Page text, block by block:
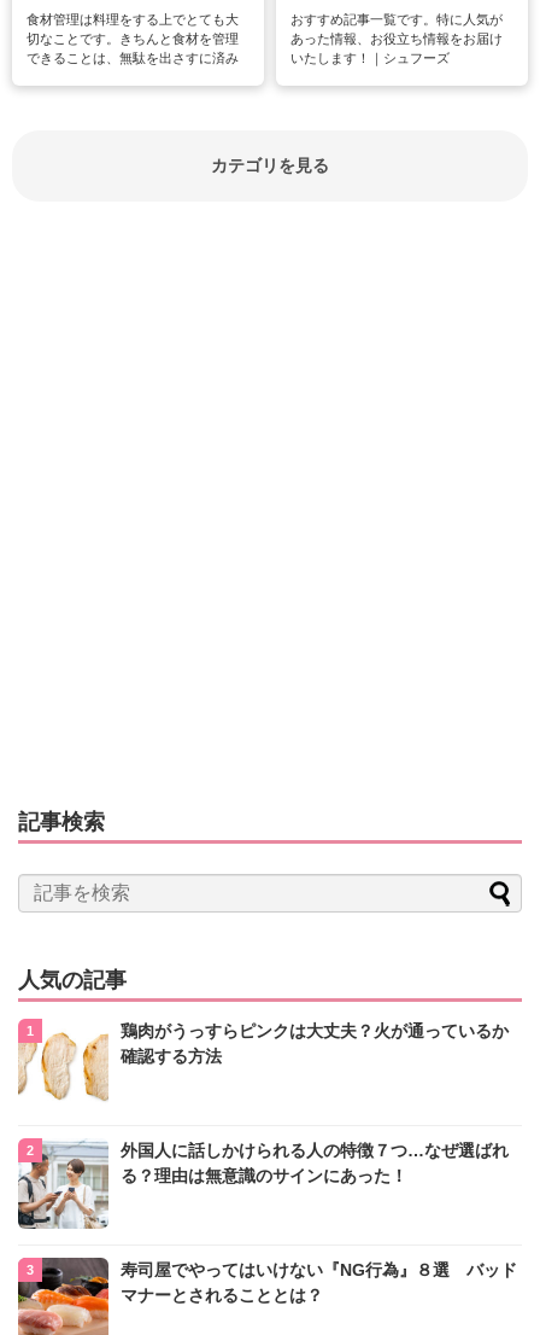
食材管理は料理をする上でとても大
切なことです。きちんと食材を管理
できることは、無駄を出さすに済み
おすすめ記事一覧です。特に人気が
あった情報、お役立ち情報をお届け
いたします！｜シュフーズ
カテゴリを見る
記事検索
人気の記事
鶏肉がうっすらピンクは大丈夫？火が通っているか
確認する方法
外国人に話しかけられる人の特徴７つ…なぜ選ばれ
る？理由は無意識のサインにあった！
寿司屋でやってはいけない『NG行為』８選 バッド
マナーとされることとは？